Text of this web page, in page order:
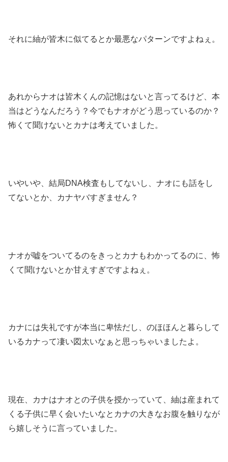
それに紬が皆木に似てるとか最悪なパターンですよねぇ。
あれからナオは皆木くんの記憶はないと言ってるけど、本
当はどうなんだろう？今でもナオがどう思っているのか？
怖くて聞けないとカナは考えていました。
いやいや、結局DNA検査もしてないし、ナオにも話をし
てないとか、カナヤバすぎません？
ナオが嘘をついてるのをきっとカナもわかってるのに、怖
くて聞けないとか甘えすぎですよねぇ。
カナには失礼ですが本当に卑怯だし、のほほんと暮らして
いるカナって凄い図太いなぁと思っちゃいましたよ。
現在、カナはナオとの子供を授かっていて、紬は産まれて
くる子供に早く会いたいなとカナの大きなお腹を触りなが
ら嬉しそうに言っていました。